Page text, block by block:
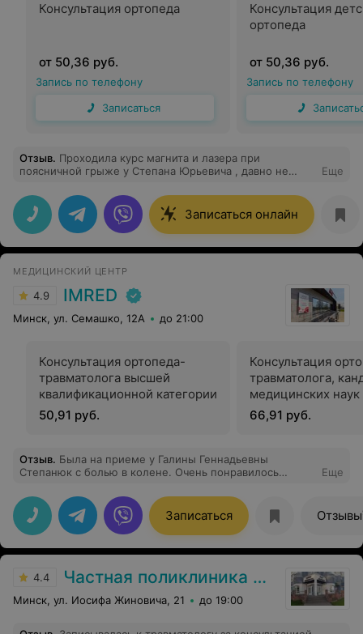
Консультация ортопеда
от 50,36 руб.
Запись по телефону
Записаться
Консультация
ортопеда
от 50,36 руб.
Запись по телефону
Отзыв. Проходила курс магнита и лазера при
поясничной грыже у Степана Юрьевича , давно не
Это тот случай , когда человек точно на своем месте !
Спасибо огромное )
Еще
Записаться онлайн
МЕДИЦИНСКИЙ ЦЕНТР
4.9 IMRED
Минск, ул. Семашко, 12А до 21:00
Консультация ортопеда-
травматолога высшей
квалификационной категории
50,91 руб.
Консультация
травматолога,
медицинских наук
66,91 руб.
Отзыв. Была на приеме у Галины Геннадьевны
Степанюк с болью в колене. Очень понравилось
подробно и понятно Галина Геннадьевна рассказывала,
в чем состоит проблема, какие реальные прогнозы
при выполнении рекомендаций и что будет, если
пустить на самотёк. Хочу сказать огромное спасибо за
такого профессионала!! когда понимаешь, что нужно
Еще
Записаться Отзывы
4.4 Частная поликлиника Анатомия
Минск, ул. Иосифа Жиновича, 21 до 19:00